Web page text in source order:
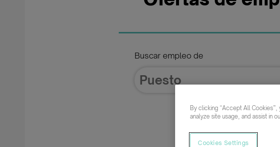
Buscar empleo de
By clicking “Accept All Cookies”,
analyze site usage, and assist in
Cookies Settings